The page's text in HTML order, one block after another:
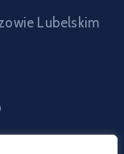
Lubelskim